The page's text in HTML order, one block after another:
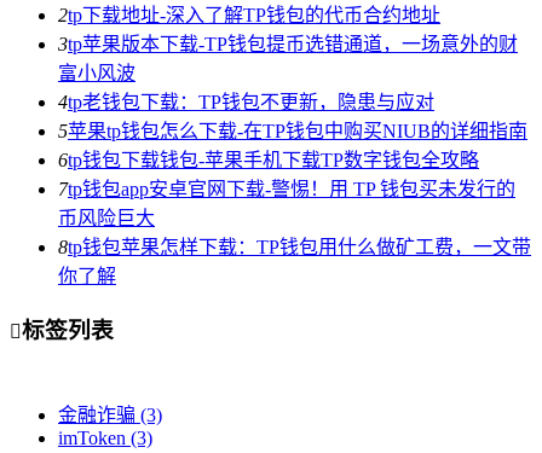
2tp下载地址-深入了解TP钱包的代币合约地址
3tp苹果版本下载-TP钱包提币选错通道，一场意外的财
富小风波
4tp老钱包下载：TP钱包不更新，隐患与应对
5苹果tp钱包怎么下载-在TP钱包中购买NIUB的详细指南
6tp钱包下载钱包-苹果手机下载TP数字钱包全攻略
7tp钱包app安卓官网下载-警惕！用 TP 钱包买未发行的
币风险巨大
8tp钱包苹果怎样下载：TP钱包用什么做矿工费，一文带
你了解
标签列表
金融诈骗 (3)
imToken (3)